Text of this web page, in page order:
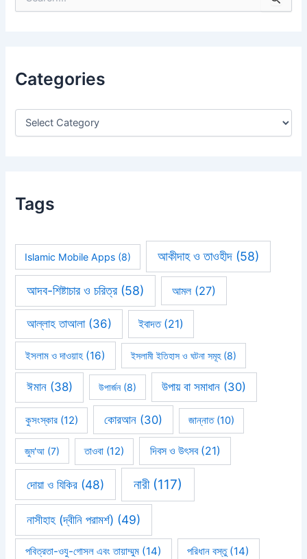
e
f
r
Categories
Tags
Islamic Mobile Apps (8) আকীদাহ ও তাওহীদ(58)
আদব-শিষ্টাচার ও চরিত্র(58) আমল(27)
আল্লাহ তাআলা(36) ইবাদত(21)
ইসলাম ও দাওয়াহ (16) ইসলামী ইতিহাস ও ঘটনা সমূহ(8)
ঈমান(38) উপার্জন(8) উপায় বা সমাধান (30)
কুসংস্কার(12) কোরআন (30) জান্নাত(10)
জুম'আ (7) তাওবা (12) দিবস ও উৎসব(21)
দোয়া ও যিকির (48) নারী(117)
নাসীহাহ (দ্বীনি পরামর্শ) (49)
পবিত্রতা-ওযু-গোসল এবং তায়াম্মুম (14) পরিধান বস্তু(14)